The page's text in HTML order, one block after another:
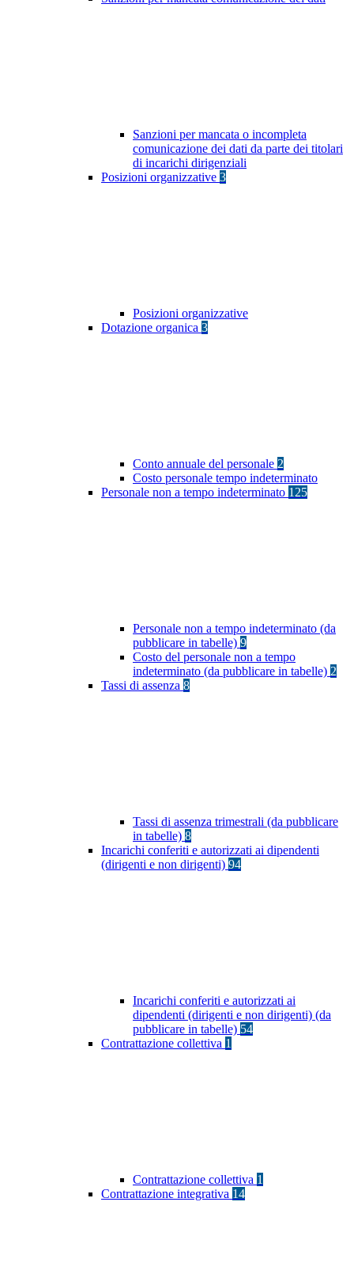
Sanzioni per mancata o incompleta
comunicazione dei dati da parte dei titolari
di incarichi dirigenziali
Posizioni organizzative 3
Posizioni organizzative
Dotazione organica 3
Conto annuale del personale 2
Costo personale tempo indeterminato
Personale non a tempo indeterminato 125
Personale non a tempo indeterminato (da
pubblicare in tabelle) 9
Costo del personale non a tempo
indeterminato (da pubblicare in tabelle) 2
Tassi di assenza 8
Tassi di assenza trimestrali (da pubblicare
in tabelle) 8
Incarichi conferiti e autorizzati ai dipendenti
(dirigenti e non dirigenti) 94
Incarichi conferiti e autorizzati ai
dipendenti (dirigenti e non dirigenti) (da
pubblicare in tabelle) 54
Contrattazione collettiva 1
Contrattazione collettiva 1
Contrattazione integrativa 14